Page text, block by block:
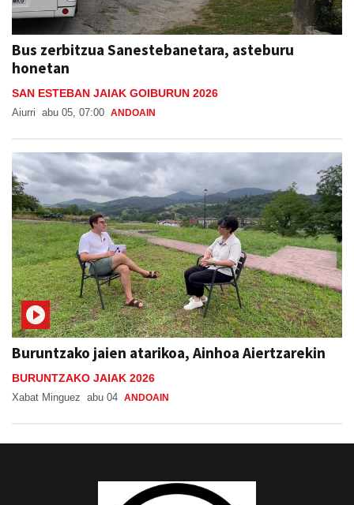
Bus zerbitzua Sanestebanetara, asteburu
honetan
SAN ESTEBAN JAIAK GOIBURUN 2026
Aiurri abu 05, 07:00 ANDOAIN
Buruntzako jaien atarikoa, Ainhoa Aiertzarekin
BURUNTZAKO JAIAK 2026
Xabat Minguez abu 04 ANDOAIN